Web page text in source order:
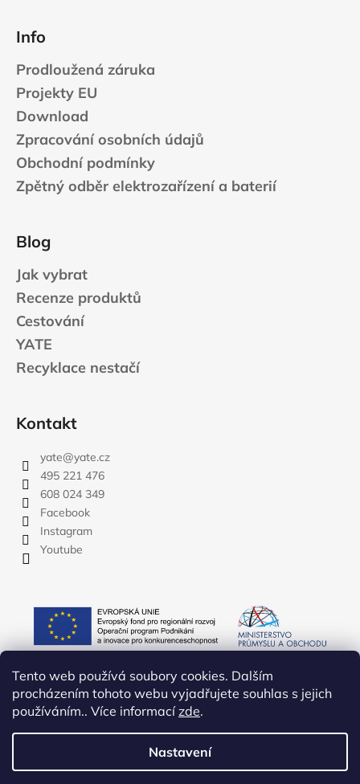
Tento web používá soubory cookies. Dalším
procházením tohoto webu vyjadřujete souhlas s jejich
používáním.. Více informacízde.
Nastavení
Info
Prodloužená záruka
Projekty EU
Download
Zpracování osobních údajů
Obchodní podmínky
Zpětný odběr elektrozařízení a baterií
Blog
Jak vybrat
Recenze produktů
Cestování
YATE
Recyklace nestačí
Kontakt
yate@yate.cz
495 221 476
608 024 349
Facebook
Instagram
Youtube